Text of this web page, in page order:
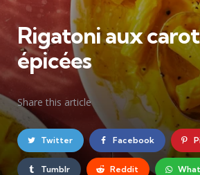
Rigatoni aux
épicées
Share this article
Twitter Facebook
Tumblr Reddit